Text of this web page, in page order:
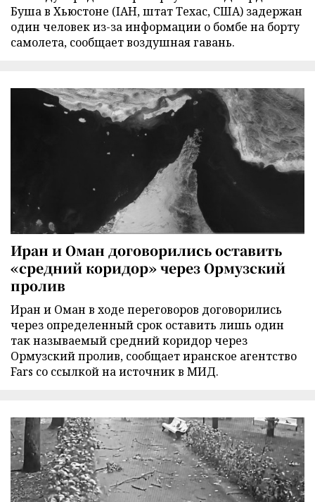
Буша в Хьюстоне (IAH, штат Техас, США) задержан
один человек из-за информации о бомбе на борту
самолета, сообщает воздушная гавань.
Иран и Оман договорились оставить
«средний коридор» через Ормузский
пролив
Иран и Оман в ходе переговоров договорились
через определенный срок оставить лишь один
так называемый средний коридор через
Ормузский пролив, сообщает иранское агентство
Fars со ссылкой на источник в МИД.